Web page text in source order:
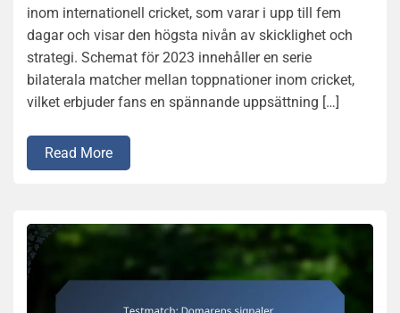
inom internationell cricket, som varar i upp till fem
dagar och visar den högsta nivån av skicklighet och
strategi. Schemat för 2023 innehåller en serie
bilaterala matcher mellan toppnationer inom cricket,
vilket erbjuder fans en spännande uppsättning […]
Read More